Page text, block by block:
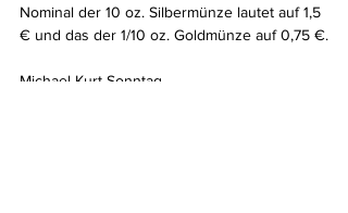
Nominal der 10 oz. Silbermünze lautet auf 1,5
€ und das der 1/10 oz. Goldmünze auf 0,75 €.
Michael Kurt Sonntag